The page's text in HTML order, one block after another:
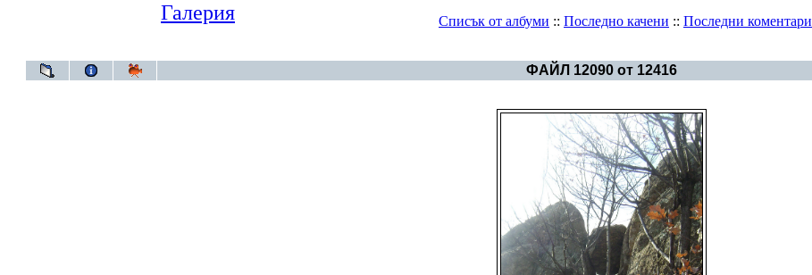
Галерия Списък от албуми :: Последно качени :: Последни коментари
ФАЙЛ 12090 от 12416